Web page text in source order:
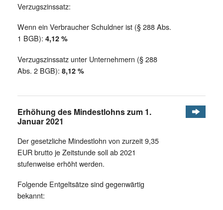
Verzugszinssatz:
Wenn ein Verbraucher Schuldner ist (§ 288 Abs.
1 BGB): 4,12 %
Verzugszinssatz unter Unternehmern (§ 288
Abs. 2 BGB): 8,12 %
Erhöhung des Mindestlohns zum 1.
Januar 2021
Der gesetzliche Mindestlohn von zurzeit 9,35
EUR brutto je Zeitstunde soll ab 2021
stufenweise erhöht werden.
Folgende Entgeltsätze sind gegenwärtig
bekannt: